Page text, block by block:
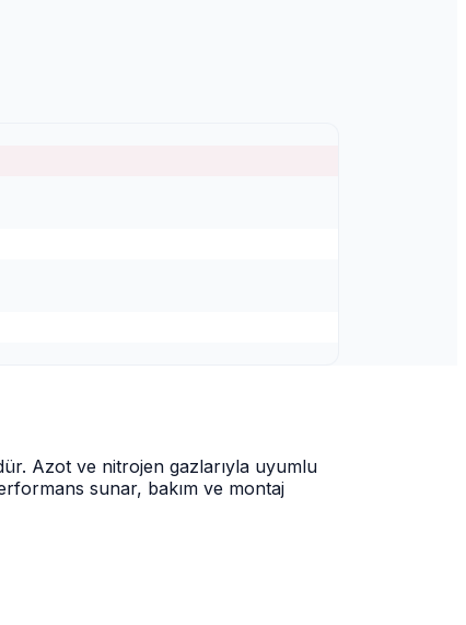
Azot ve nitrojen gazlarıyla uyumlu
sunar, bakım ve montaj